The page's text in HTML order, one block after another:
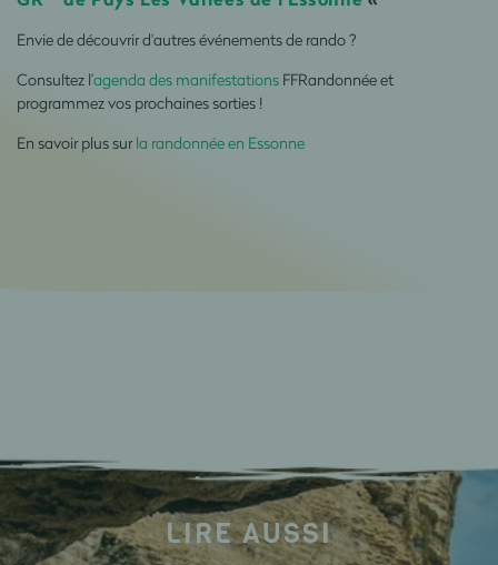
Envie de découvrir d'autres événements de rando ?
Consultez l’agenda des manifestations FFRandonnée et
programmez vos prochaines sorties !
En savoir plus surla randonnée en Essonne
LIRE AUSSI